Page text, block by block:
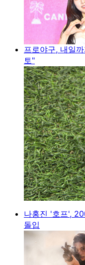
프로야구, 내일
토"
나홍진 '호프',
돌입